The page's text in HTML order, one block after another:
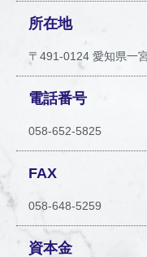
所在地
〒491-0124 愛知県一
電話番号
058-652-5825
FAX
058-648-5259
資本金